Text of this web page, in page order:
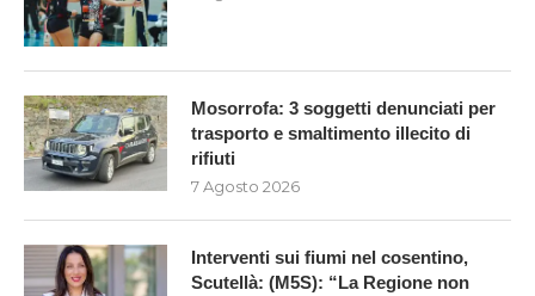
Mosorrofa: 3 soggetti denunciati per
trasporto e smaltimento illecito di
rifiuti
7 Agosto 2026
Interventi sui fiumi nel cosentino,
Scutellà: (M5S): “La Regione non